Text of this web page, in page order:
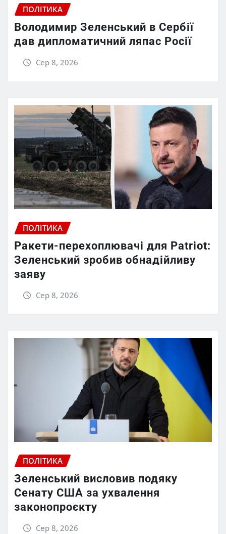
ПОЛІТИКА
Володимир Зеленський в Сербії
дав дипломатичний ляпас Росії
Сер 8, 2026
ПОЛІТИКА
Ракети-перехоплювачі для Patriot:
Зеленський зробив обнадійливу
заяву
Сер 8, 2026
ПОЛІТИКА
Зеленський висловив подяку
Сенату США за ухвалення
законопроєкту
Сер 8, 2026